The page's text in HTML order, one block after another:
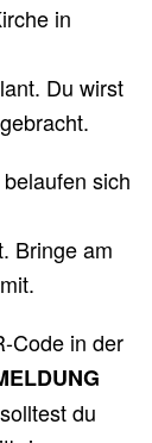
in
Du wirst
sich
Bringe am
Code in der
du